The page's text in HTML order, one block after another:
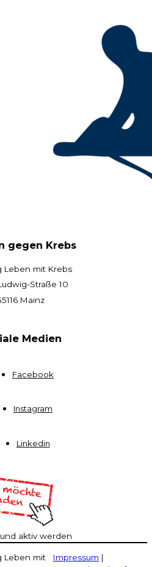
gegen Krebs
Leben mit Krebs
Straße 10
Mainz
Medien
Facebook
Instagram
Linkedin
aktiv werden
Leben mit
Impressum |